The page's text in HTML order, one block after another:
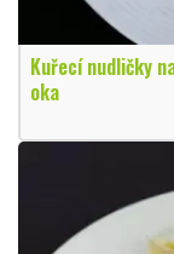
Kuřecí nudličky
oka